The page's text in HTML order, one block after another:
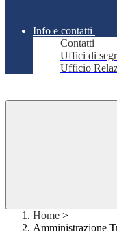
Info e contatti
Contatti
Uffici di
Ufficio
Home >
Amministrazione